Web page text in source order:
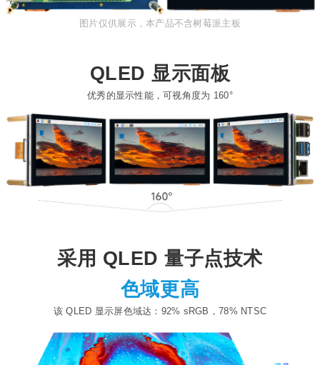
图片仅供展示，本产品不含树莓派主板
QLED 显示面板
优秀的显示性能，可视角度为 160°
采用 QLED 量子点技术
色域更高
该 QLED 显示屏色域达：92% sRGB，78% NTSC